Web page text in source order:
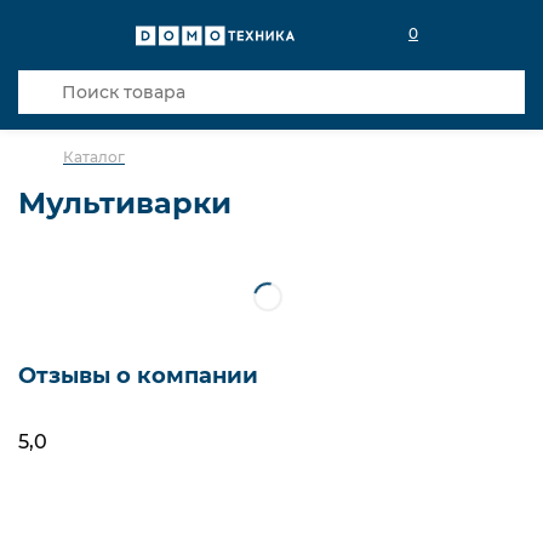
0
Каталог
Мультиварки
Упс! Мы ничего не нашли
Отзывы о компании
5,0